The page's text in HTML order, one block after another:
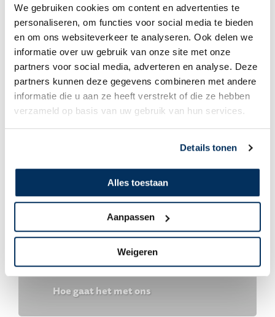
We gebruiken cookies om content en advertenties te
personaliseren, om functies voor social media te bieden
en om ons websiteverkeer te analyseren. Ook delen we
informatie over uw gebruik van onze site met onze
partners voor social media, adverteren en analyse. Deze
partners kunnen deze gegevens combineren met andere
informatie die u aan ze heeft verstrekt of die ze hebben
verzameld op basis van uw gebruik van hun services.
Details tonen
Alles toestaan
Aanpassen
Weigeren
Theo & Clazien van der Schelling
Tarakan
Theo & Clazien van der Schelling
Hoe gaat het met ons